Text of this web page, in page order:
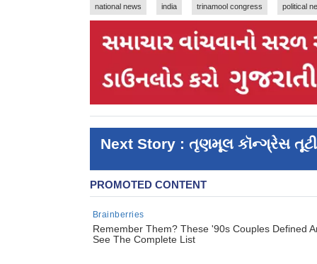
national news india trinamool congress political
Next Story : તૃણમૂલ કૉન્ગ્રેસ